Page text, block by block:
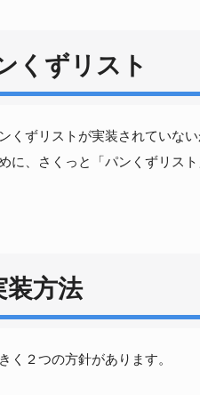
くずリスト
くずリストが実装されていな
に、さくっと「パンくずリス
方法
く２つの方針があります。